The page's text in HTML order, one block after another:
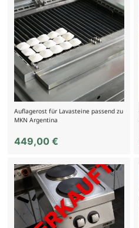
Auflagerost für Lavasteine passend zu
MKN Argentina
449,00 €